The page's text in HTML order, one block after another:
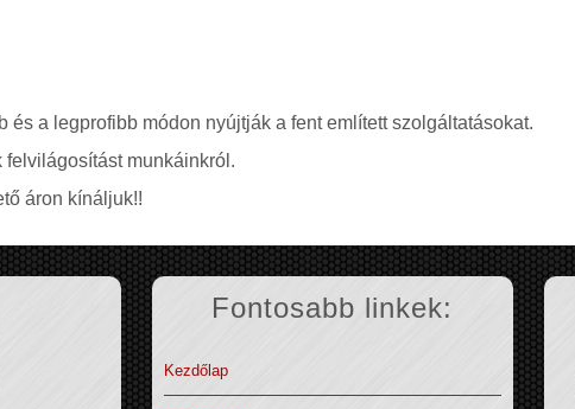
a legprofibb módon nyújtják a fent említett szolgáltatásokat.
munkáinkról.
áron kínáljuk!!
Fontosabb linkek:
Kezdőlap